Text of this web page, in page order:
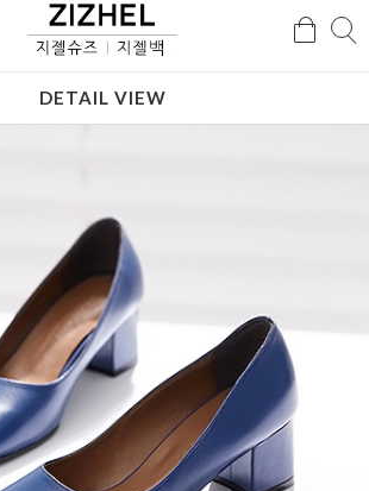
검
DETAIL VIEW